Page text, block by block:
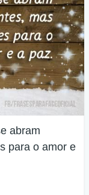
abram
para o amor e